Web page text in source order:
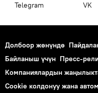
Telegram VK
Долбоор жөнүндө
Байланыш үчүн Пресс-
Компаниялардын
Cookie колдонуу жана